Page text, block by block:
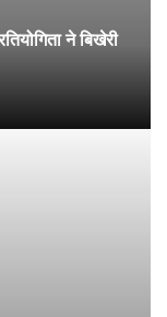
ने बिखेरी